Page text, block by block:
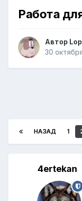
Работа
Автор
30
НАЗАД 1
4ertekan